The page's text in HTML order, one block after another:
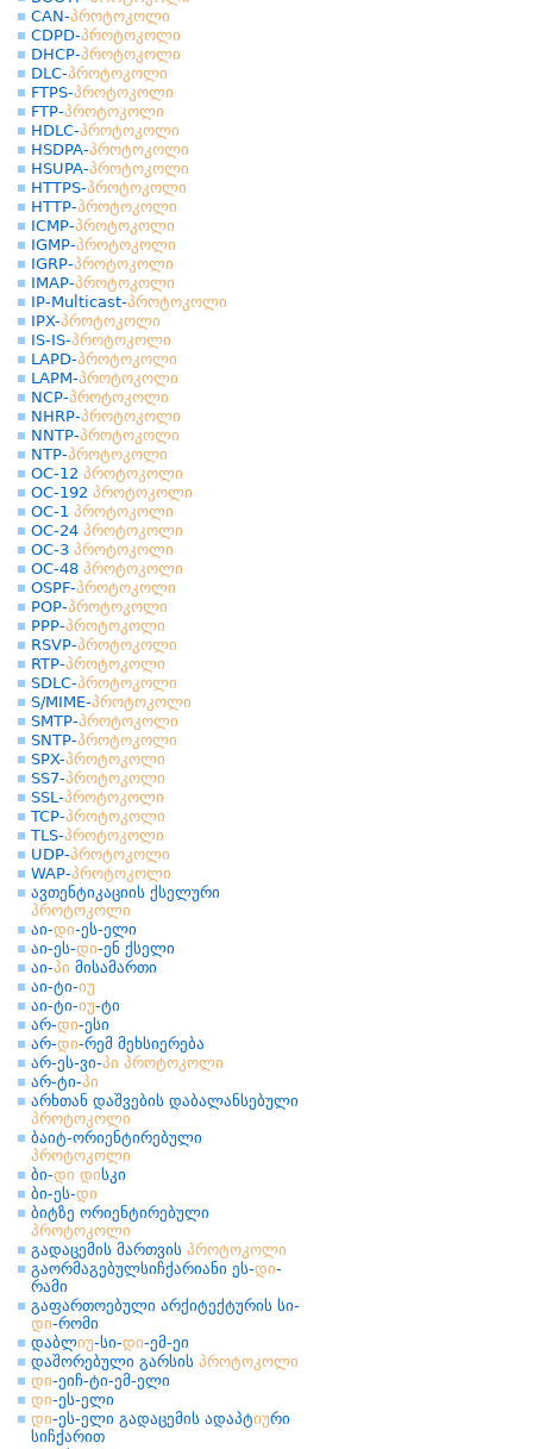
CAN-პროტოკოლი
CDPD-პროტოკოლი
DHCP-პროტოკოლი
DLC-პროტოკოლი
FTPS-პროტოკოლი
FTP-პროტოკოლი
HDLC-პროტოკოლი
HSDPA-პროტოკოლი
HSUPA-პროტოკოლი
HTTPS-პროტოკოლი
HTTP-პროტოკოლი
ICMP-პროტოკოლი
IGMP-პროტოკოლი
IGRP-პროტოკოლი
IMAP-პროტოკოლი
IP-Multicast-პროტოკოლი
IPX-პროტოკოლი
IS-IS-პროტოკოლი
LAPD-პროტოკოლი
LAPM-პროტოკოლი
NCP-პროტოკოლი
NHRP-პროტოკოლი
NNTP-პროტოკოლი
NTP-პროტოკოლი
OC-12 პროტოკოლი
OC-192 პროტოკოლი
OC-1 პროტოკოლი
OC-24 პროტოკოლი
OC-3 პროტოკოლი
OC-48 პროტოკოლი
OSPF-პროტოკოლი
POP-პროტოკოლი
PPP-პროტოკოლი
RSVP-პროტოკოლი
RTP-პროტოკოლი
SDLC-პროტოკოლი
S/MIME-პროტოკოლი
SMTP-პროტოკოლი
SNTP-პროტოკოლი
SPX-პროტოკოლი
SS7-პროტოკოლი
SSL-პროტოკოლი
TCP-პროტოკოლი
TLS-პროტოკოლი
UDP-პროტოკოლი
WAP-პროტოკოლი
ავთენტიკაციის ქსელური
პროტოკოლი
აი-დი-ეს-ელი
აი-ეს-დი-ენ ქსელი
აი-პი მისამართი
აი-ტი-იუ
აი-ტი-იუ-ტი
არ-დი-ესი
არ-დი-რემ მეხსიერება
არ-ეს-ვი-პი პროტოკოლი
არ-ტი-პი
არხთან დაშვების დაბალანსებული
პროტოკოლი
ბაიტ-ორიენტირებული
პროტოკოლი
ბი-დი დისკი
ბი-ეს-დი
ბიტზე ორიენტირებული
პროტოკოლი
გადაცემის მართვის პროტოკოლი
გაორმაგებულსიჩქარიანი ეს-დი-
რამი
გაფართოებული არქიტექტურის სი-
დი-რომი
დაბლიუ-სი-დი-ემ-ეი
დაშორებული გარსის პროტოკოლი
დი-ეიჩ-ტი-ემ-ელი
დი-ეს-ელი
დი-ეს-ელი გადაცემის ადაპტიური
სიჩქარით